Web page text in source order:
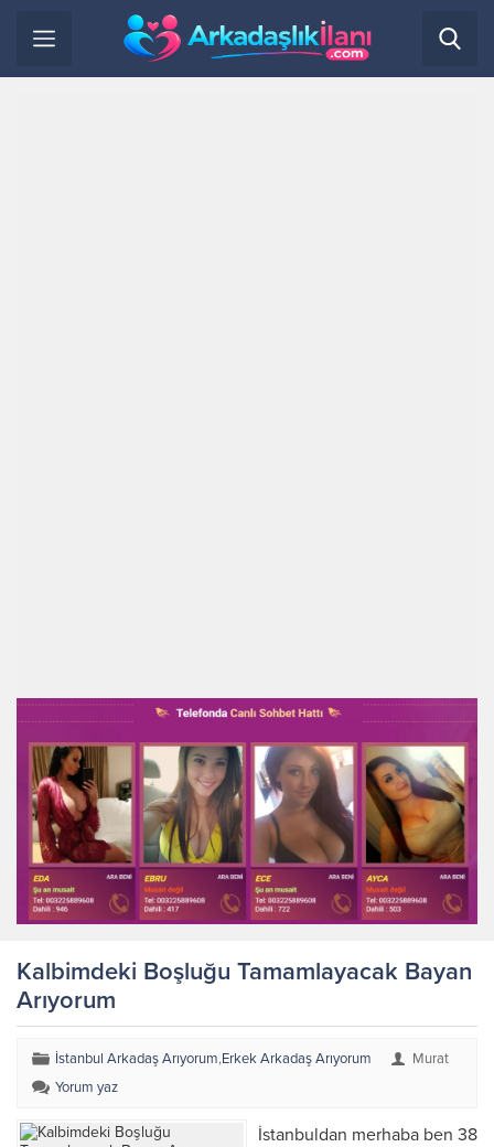
Kalbimdeki Boşluğu Tamamlayacak Bayan
Arıyorum
İstanbul Arkadaş Arıyorum,Erkek Arkadaş Arıyorum
Murat
Yorum yaz
İstanbuldan merhaba ben 38